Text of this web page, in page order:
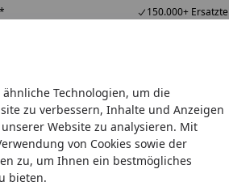
Technologien, um die
zu verbessern, Inhalte und Anzeigen
Website zu analysieren. Mit
von Cookies sowie der
zu, um Ihnen ein bestmögliches
bieten.
150.000+
& Tricks Suche
Heidenau